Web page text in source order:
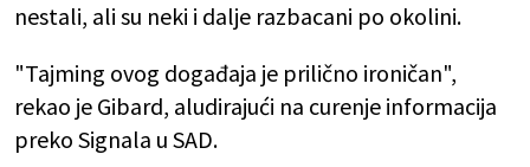
nestali, ali su neki i dalje razbacani po okolini.
"Tajming ovog događaja je prilično ironičan",
rekao je Gibard, aludirajući na curenje informacija
preko Signala u SAD.